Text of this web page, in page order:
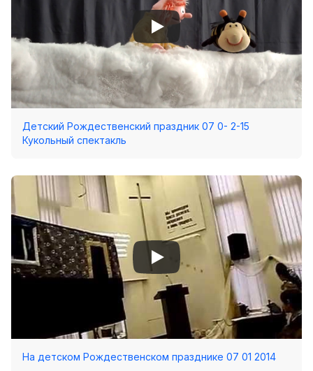
Детский Рождественский праздник 07 0- 2-15
Кукольный спектакль
На детском Рождественском празднике 07 01 2014